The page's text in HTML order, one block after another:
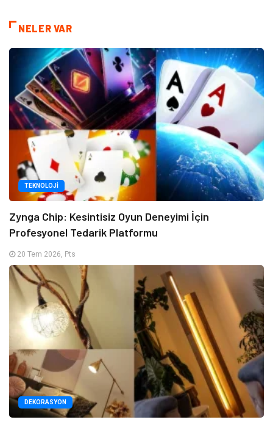
NELER VAR
TEKNOLOJI
Zynga Chip: Kesintisiz Oyun Deneyimi İçin
Profesyonel Tedarik Platformu
20 Tem 2026, Pts
DEKORASYON